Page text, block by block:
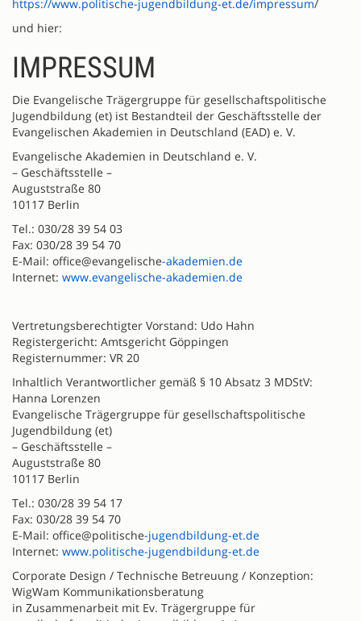
https://www.politische-jugendbildung-et.de/impressum/
und hier:
IMPRESSUM
Die Evangelische Trägergruppe für gesellschaftspolitische
Jugendbildung (et) ist Bestandteil der Geschäftsstelle der
Evangelischen Akademien in Deutschland (EAD) e. V.
Evangelische Akademien in Deutschland e. V.
– Geschäftsstelle –
Auguststraße 80
10117 Berlin
Tel.: 030/28 39 54 03
Fax: 030/28 39 54 70
E-Mail: office@evangelische-akademien.de
Internet: www.evangelische-akademien.de
Vertretungsberechtigter Vorstand: Udo Hahn
Registergericht: Amtsgericht Göppingen
Registernummer: VR 20
Inhaltlich Verantwortlicher gemäß § 10 Absatz 3 MDStV:
Hanna Lorenzen
Evangelische Trägergruppe für gesellschaftspolitische
Jugendbildung (et)
– Geschäftsstelle –
Auguststraße 80
10117 Berlin
Tel.: 030/28 39 54 17
Fax: 030/28 39 54 70
E-Mail: office@politische-jugendbildung-et.de
Internet: www.politische-jugendbildung-et.de
Corporate Design / Technische Betreuung / Konzeption:
WigWam Kommunikationsberatung
in Zusammenarbeit mit Ev. Trägergruppe für